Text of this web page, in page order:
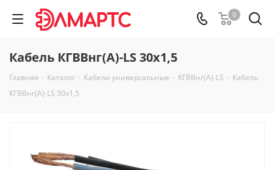
0
Кабель КГВВнг(А)-LS 30х1,5
Главная - Каталог - Кабели универсальные - КГВВнг(А)-LS - Кабель
КГВВнг(А)-LS 30х1,5